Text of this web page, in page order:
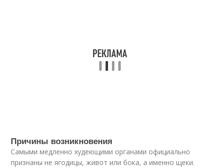
Причины возникновения
Самыми медленно худеющими органами официально
признаны не ягодицы, живот или бока, а именно щеки.